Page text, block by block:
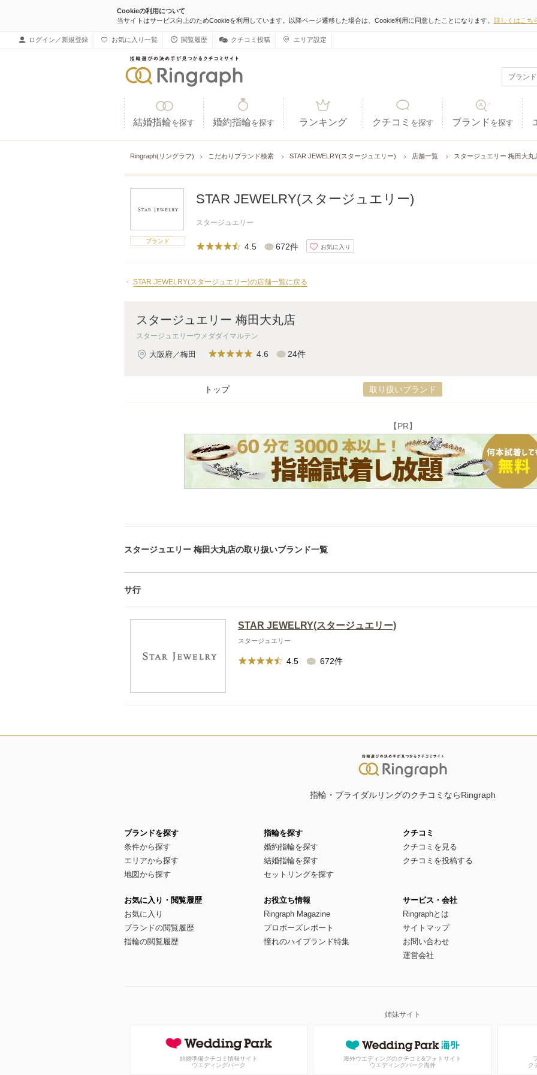
Cookieの利用について
当サイトはサービス向上のためCookieを利用しています。以降ページ遷移した場合は、Cookie利用に同意したことになります。 詳しくはこち
ログイン／新規登録 お気に入り一覧 閲覧履歴 クチコミ投稿 エリア設定
結婚指輪を探す 婚約指輪を探す ランキング クチコミ を探す ブランド を探す
Ringraph(リングラフ) こだわりブランド検索 STAR JEWELRY(スタージュエリー) 店舗一覧 スタージュエリー 梅田大丸
ブランド
STAR JEWELRY(スタージュエリー)
スタージュエリー
4.5 672件 お気に入り
STAR JEWELRY(スタージュエリー)の店舗一覧に戻る
スタージュエリー 梅田大丸店
スタージュエリーウメダダイマルテン
大阪府／梅田 4.6 24件
トップ 取り扱いブランド
【PR】
スタージュエリー 梅田大丸店の取り扱いブランド一覧
サ行
STAR JEWELRY(スタージュエリー)
スタージュエリー
4.5 672件
指輪・ブライダルリングのクチコミならRingraph
ブランドを探す
条件から探す
エリアから探す
地図から探す
指輪を探す
婚約指輪を探す
結婚指輪を探す
セットリングを探す
クチコミ
クチコミを見る
クチコミを投稿する
お気に入り・閲覧履歴
お気に入り
ブランドの閲覧履歴
指輪の閲覧履歴
お役立ち情報
Ringraph Magazine
プロポーズレポート
憧れのハイブランド特集
サービス・会社
Ringraphとは
サイトマップ
お問い合わせ
運営会社
姉妹サイト
結婚準備クチコミ情報サイト
ウエディングパーク
海外ウエディングのクチコミ&フォトサイト
ウエディングパーク海外
ク